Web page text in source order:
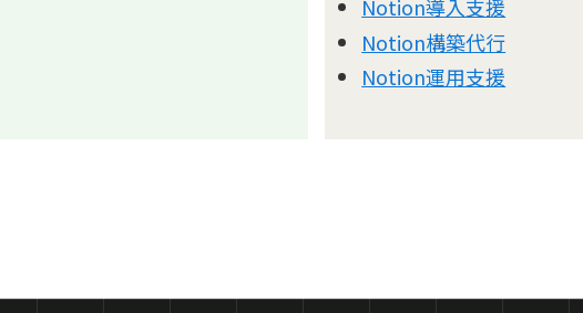
Notion導入支援
Notion構築代行
Notion運用支援